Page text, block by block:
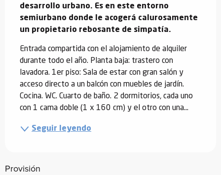
desarrollo urbano. Es en este entorno
semiurbano donde le acogerá calurosamente
un propietario rebosante de simpatía.
Entrada compartida con el alojamiento de alquiler
durante todo el año. Planta baja: trastero con
lavadora. 1er piso: Sala de estar con gran salón y
acceso directo a un balcón con muebles de jardín.
Cocina. WC. Cuarto de baño. 2 dormitorios, cada uno
con 1 cama doble (1 x 160 cm) y el otro con una...
Seguir leyendo
Provisión